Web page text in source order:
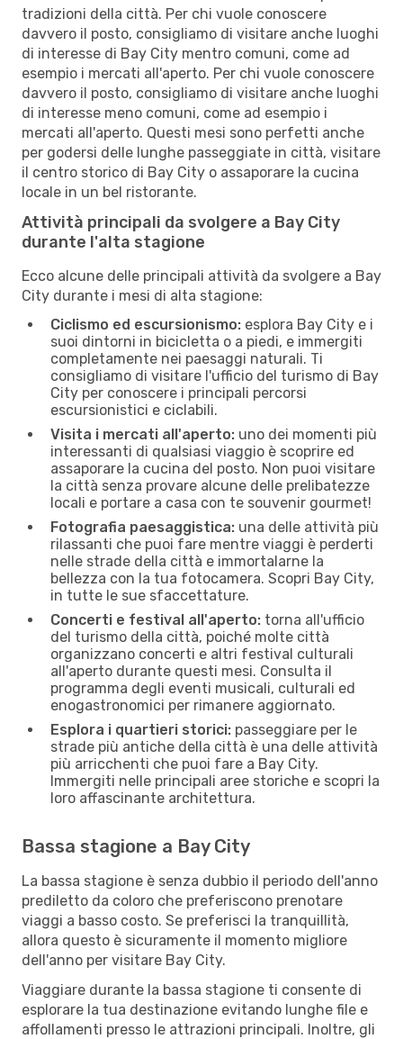
tradizioni della città. Per chi vuole conoscere
davvero il posto, consigliamo di visitare anche luoghi
di interesse di Bay City mentro comuni, come ad
esempio i mercati all'aperto. Per chi vuole conoscere
davvero il posto, consigliamo di visitare anche luoghi
di interesse meno comuni, come ad esempio i
mercati all'aperto. Questi mesi sono perfetti anche
per godersi delle lunghe passeggiate in città, visitare
il centro storico di Bay City o assaporare la cucina
locale in un bel ristorante.
Attività principali da svolgere a Bay City
durante l'alta stagione
Ecco alcune delle principali attività da svolgere a Bay
City durante i mesi di alta stagione:
Ciclismo ed escursionismo: esplora Bay City e i
suoi dintorni in bicicletta o a piedi, e immergiti
completamente nei paesaggi naturali. Ti
consigliamo di visitare l'ufficio del turismo di Bay
City per conoscere i principali percorsi
escursionistici e ciclabili.
Visita i mercati all'aperto: uno dei momenti più
interessanti di qualsiasi viaggio è scoprire ed
assaporare la cucina del posto. Non puoi visitare
la città senza provare alcune delle prelibatezze
locali e portare a casa con te souvenir gourmet!
Fotografia paesaggistica: una delle attività più
rilassanti che puoi fare mentre viaggi è perderti
nelle strade della città e immortalarne la
bellezza con la tua fotocamera. Scopri Bay City,
in tutte le sue sfaccettature.
Concerti e festival all'aperto: torna all'ufficio
del turismo della città, poiché molte città
organizzano concerti e altri festival culturali
all'aperto durante questi mesi. Consulta il
programma degli eventi musicali, culturali ed
enogastronomici per rimanere aggiornato.
Esplora i quartieri storici: passeggiare per le
strade più antiche della città è una delle attività
più arricchenti che puoi fare a Bay City.
Immergiti nelle principali aree storiche e scopri la
loro affascinante architettura.
Bassa stagione a Bay City
La bassa stagione è senza dubbio il periodo dell'anno
prediletto da coloro che preferiscono prenotare
viaggi a basso costo. Se preferisci la tranquillità,
allora questo è sicuramente il momento migliore
dell'anno per visitare Bay City.
Viaggiare durante la bassa stagione ti consente di
esplorare la tua destinazione evitando lunghe file e
affollamenti presso le attrazioni principali. Inoltre, gli